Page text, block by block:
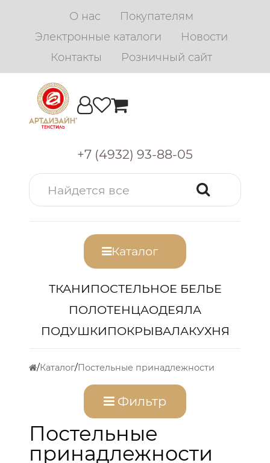
О нас
Покупателям
Электронные каталоги
Новости
Контакты
Розничный сайт
+7 (4932) 93-88-05
Каталог
ТКАНИПОСТЕЛЬНОЕ БЕЛЬЕ
ПОЛОТЕНЦАОДЕЯЛА
ПОДУШКИПОКРЫВАЛАКУХНЯ
Каталог Постельные принадлежности
Фильтр
Постельные
принадлежности